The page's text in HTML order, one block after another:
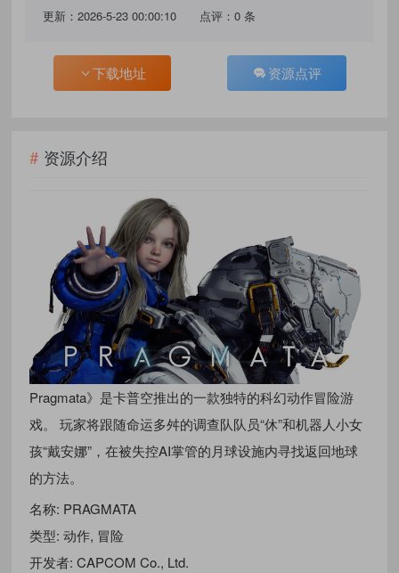
更新：2026-5-23 00:00:10 点评：0 条
下载地址 资源点评
资源介绍
Pragmata》是卡普空推出的一款独特的科幻动作冒险游
戏。 玩家将跟随命运多舛的调查队队员“休”和机器人小女
孩“戴安娜”，在被失控AI掌管的月球设施内寻找返回地球
的方法。
名称: PRAGMATA
类型: 动作, 冒险
开发者: CAPCOM Co., Ltd.